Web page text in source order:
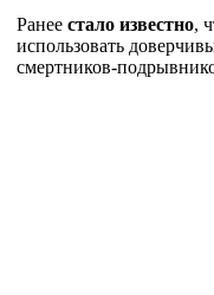
Ранее стало известно,
использовать
смертников-